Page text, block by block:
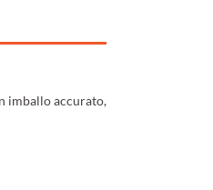
imballo accurato,